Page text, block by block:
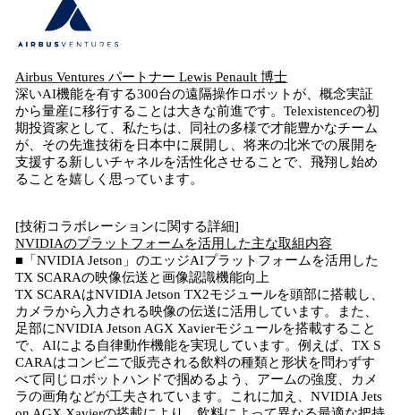
Airbus Ventures パートナー Lewis Penault 博士
深いAI機能を有する300台の遠隔操作ロボットが、概念実証
から量産に移行することは大きな前進です。Telexistenceの初
期投資家として、私たちは、同社の多様で才能豊かなチーム
が、その先進技術を日本中に展開し、将来の北米での展開を
支援する新しいチャネルを活性化させることで、飛翔し始め
ることを嬉しく思っています。
[技術コラボレーションに関する詳細]
NVIDIAのプラットフォームを活用した主な取組内容
■「NVIDIA Jetson」のエッジAIプラットフォームを活用した
TX SCARAの映像伝送と画像認識機能向上
TX SCARAはNVIDIA Jetson TX2モジュールを頭部に搭載し、
カメラから入力される映像の伝送に活用しています。また、
足部にNVIDIA Jetson AGX Xavierモジュールを搭載すること
で、AIによる自律動作機能を実現しています。例えば、TX S
CARAはコンビニで販売される飲料の種類と形状を問わずす
べて同じロボットハンドで掴めるよう、アームの強度、カメ
ラの画角などが工夫されています。これに加え、NVIDIA Jets